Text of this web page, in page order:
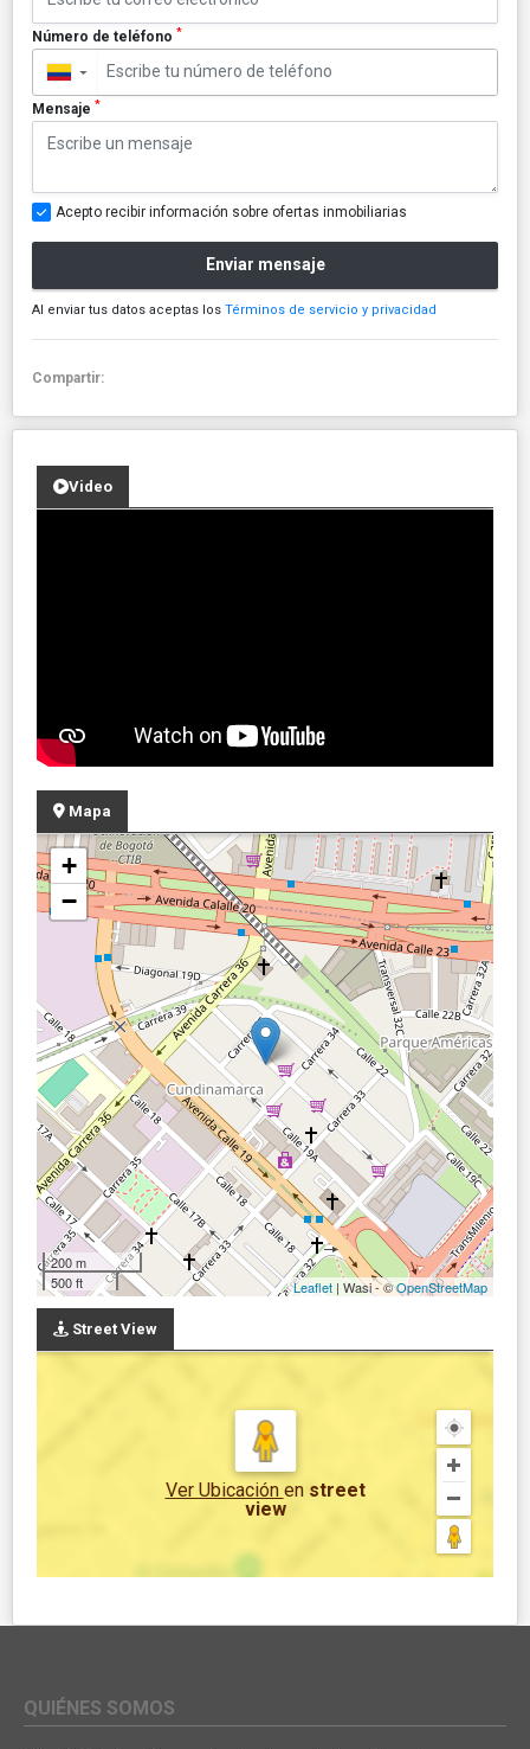
Número de teléfono *
▼
Mensaje *
Acepto recibir información sobre ofertas inmobiliarias
Enviar mensaje
Al enviar tus datos aceptas los Términos de servicio y privacidad
Compartir:
Video
Mapa
+
−
200 m
500 ft
Leaflet | Wasi - ©OpenStreetMap
Street View
Ver Ubicación en street
view
QUIÉNES SOMOS